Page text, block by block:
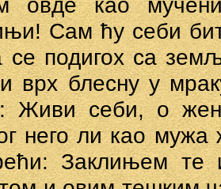
Сам ћу себи
се подигох са
врх блесну у
Живи себи, о
него ли као мужа
Заклињем